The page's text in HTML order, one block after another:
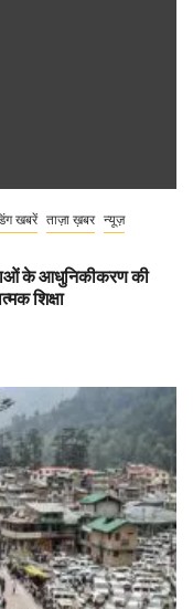
खबरें ताज़ा ख़बर न्यूज़
के आधुनिकीकरण की
शिक्षा